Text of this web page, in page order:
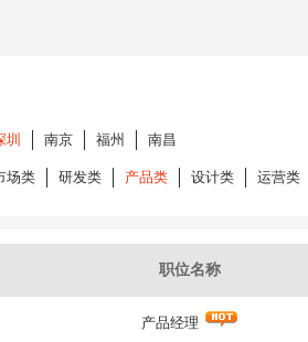
圳 南京 福州 南昌
场类 研发类 产品类 设计类 运营类
职位名称
产品经理